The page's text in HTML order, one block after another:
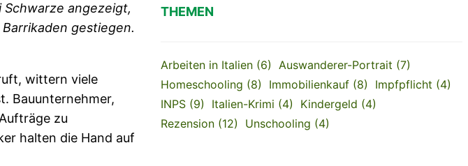
angezeigt,
gestiegen.
wittern viele
Bauunternehmer,
zu
halten die Hand auf
THEMEN
Arbeiten in Italien (6) Auswanderer-Portrait (7)
Homeschooling (8) Immobilienkauf (8) Impfpflicht (4)
INPS (9) Italien-Krimi (4) Kindergeld (4)
Rezension (12) Unschooling (4)